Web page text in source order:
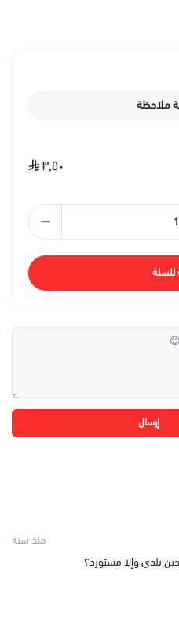
ملاحظة
٣٫٥٠
للسلة
إرسال
منذ سنة
بلدي وإلا مستورد؟